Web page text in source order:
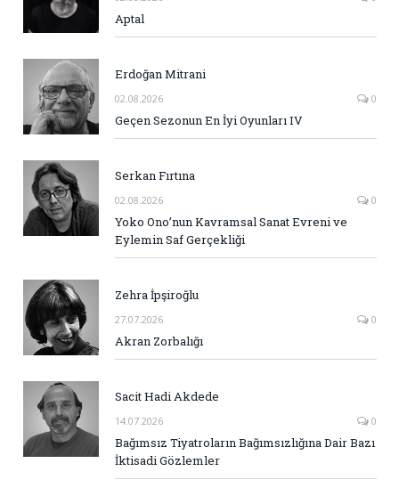
Aptal
Erdoğan Mitrani
02.08.2026 0
Geçen Sezonun En İyi Oyunları IV
Serkan Fırtına
02.08.2026 0
Yoko Ono’nun Kavramsal Sanat Evreni ve
Eylemin Saf Gerçekliği
Zehra İpşiroğlu
27.07.2026 0
Akran Zorbalığı
Sacit Hadi Akdede
14.07.2026 0
Bağımsız Tiyatroların Bağımsızlığına Dair Bazı
İktisadi Gözlemler